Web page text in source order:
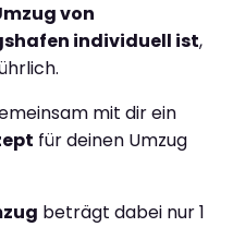
von
individuell ist,
mit dir ein
für deinen Umzug
beträgt dabei nur 1